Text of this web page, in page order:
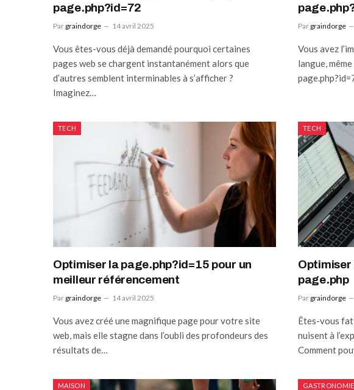
page.php?id=72
Par graindorge 14 avril 2025
Vous êtes-vous déjà demandé pourquoi certaines
pages web se chargent instantanément alors que
d’autres semblent interminables à s’afficher ?
Imaginez…
Par graindorge
Vous avez
langue,
TECH
Optimiser la page.php?id=15 pour un
meilleur référencement
Par graindorge 14 avril 2025
Vous avez créé une magnifique page pour votre site
web, mais elle stagne dans l’oubli des profondeurs des
résultats de…
TECH
Optimiser
page.php
Par graindorge
Êtes-vous
nuisent à
Comment
MAISON GASTRONOMIE